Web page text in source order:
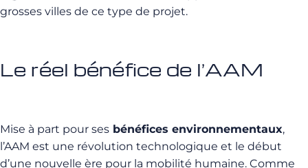
grosses villes de ce type de projet.
Le réel bénéfice de l’AAM
Mise à part pour ses bénéfices environnementaux,
l’AAM est une révolution technologique et le début
d’une nouvelle ère pour la mobilité humaine. Comme